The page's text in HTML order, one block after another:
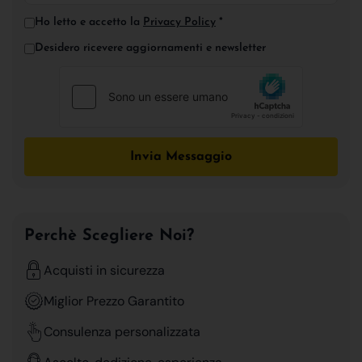
Ho letto e accetto la Privacy Policy *
Desidero ricevere aggiornamenti e newsletter
Invia Messaggio
Perchè Scegliere Noi?
Acquisti in sicurezza
Miglior Prezzo Garantito
Consulenza personalizzata